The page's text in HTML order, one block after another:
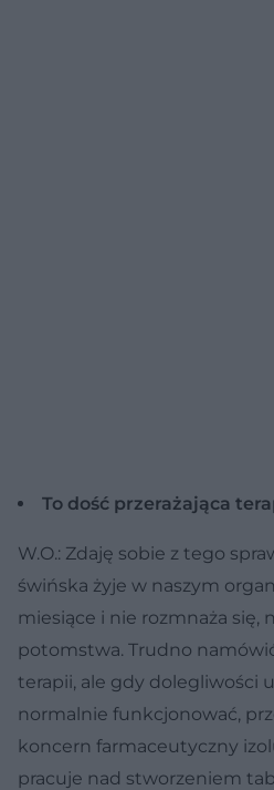
To dość przerażająca
W.O.: Zdaję sobie z tego
świńska żyje w naszym
miesiące i nie rozmnaża się,
potomstwa. Trudno
terapii, ale gdy dolegliwości
normalnie funkcjonować,
koncern farmaceutyczny
pracuje nad stworzeniem